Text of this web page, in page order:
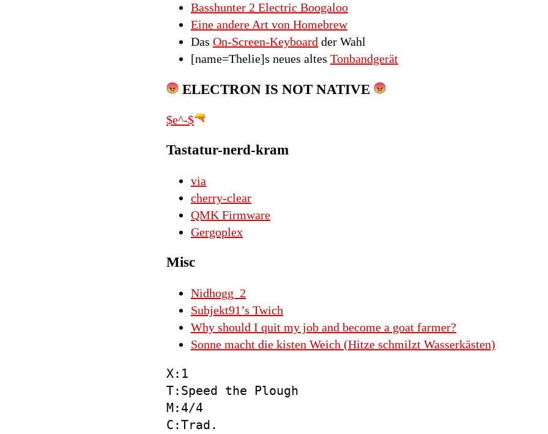
Basshunter 2 Electric Boogaloo
Eine andere Art von Homebrew
Das On-Screen-Keyboard der Wahl
[name=Thelie]s neues altes Tonbandgerät
ELECTRON IS NOT NATIVE
$e^-$
Tastatur-nerd-kram
via
cherry-clear
QMK Firmware
Gergoplex
Misc
Nidhogg_2
Subjekt91’s Twich
Why should I quit my job and become a goat farmer?
Sonne macht die kisten Weich (Hitze schmilzt Wasserkästen)
X:1
T:Speed the Plough
M:4/4
C:Trad.